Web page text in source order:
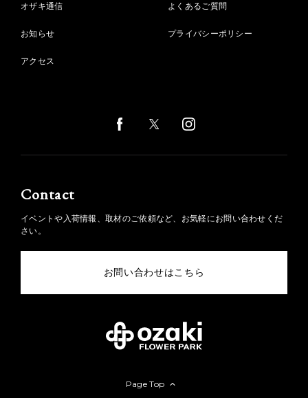
オザキ通信
お知らせ
アクセス
よくあるご質問
プライバシーポリシー
Contact
イベントや入荷情報、取材のご依頼など、お気軽にお問い合わせくだ
さい。
お問い合わせはこちら
Page Top